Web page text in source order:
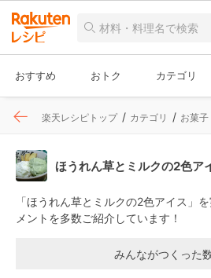
おすすめ おトク カテゴリ
楽天レシピトップ カテゴリ お菓子
ほうれん草とミルクの2色ア
「ほうれん草とミルクの2色アイス」
メントを多数ご紹介しています！
みんながつくった